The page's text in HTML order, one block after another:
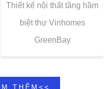
Thiết kế nội thất tầng hầm
biệt thự Vinhomes
GreenBay
THÊM<<